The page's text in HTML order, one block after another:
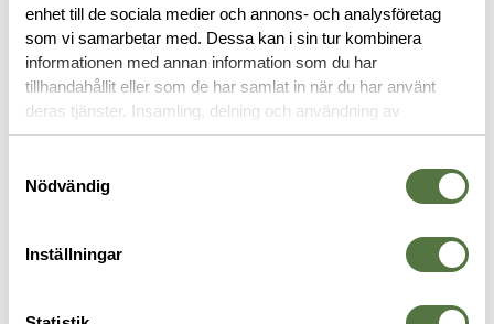
enhet till de sociala medier och annons- och analysföretag
som vi samarbetar med. Dessa kan i sin tur kombinera
informationen med annan information som du har
tillhandahållit eller som de har samlat in när du har använt
deras tjänster. Insamling, delning och användning av
personuppgifter kan användas för personalisering av
Nödvändig
Inställningar
BESKRIVNING
SPECIFIKATIONER